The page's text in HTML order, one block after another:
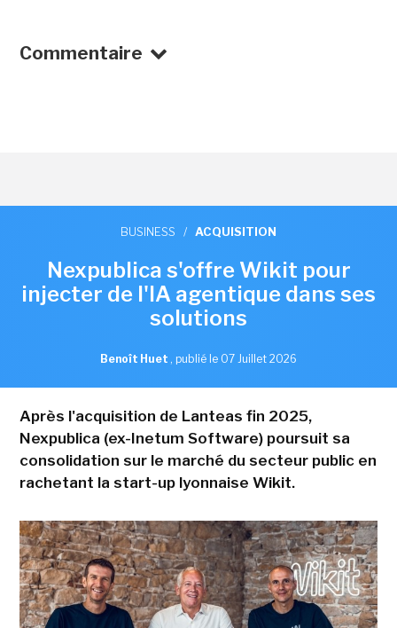
Commentaire
BUSINESS / ACQUISITION
Nexpublica s'offre Wikit pour
injecter de l'IA agentique dans ses
solutions
Benoît Huet , publié le 07 Juillet 2026
Après l'acquisition de Lanteas fin 2025,
Nexpublica (ex-Inetum Software) poursuit sa
consolidation sur le marché du secteur public en
rachetant la start-up lyonnaise Wikit.